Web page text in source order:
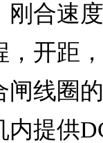
速度
开距，
线圈的
供